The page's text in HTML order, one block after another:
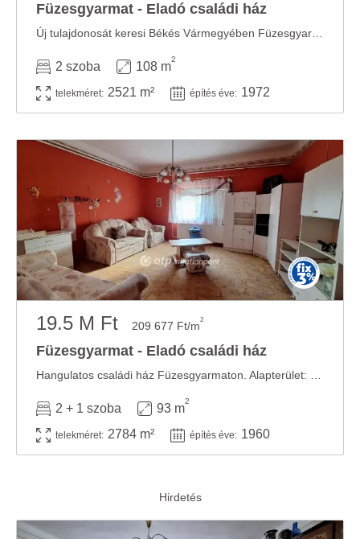
Füzesgyarmat - Eladó családi ház
2 szoba 108 m
2
telekméret: 2521 m² építés éve: 1972
19.5 M Ft 209 677 Ft/m2
Füzesgyarmat - Eladó családi ház
2 + 1 szoba 93 m
2
telekméret: 2784 m² építés éve: 1960